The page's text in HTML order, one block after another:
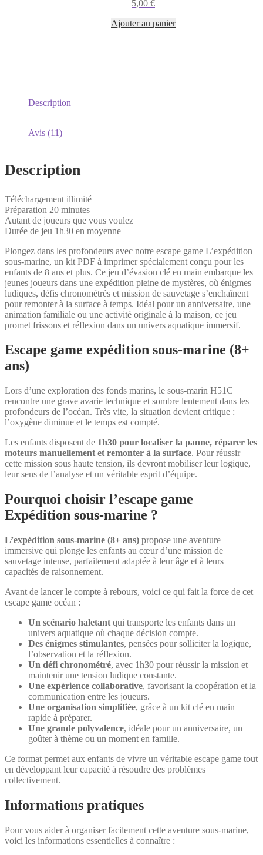
5,00 €
Ajouter au panier
Description
Avis (11)
Description
Téléchargement illimité
Préparation 20 minutes
Autant de joueurs que vous voulez
Durée de jeu 1h30 en moyenne
Plongez dans les profondeurs avec notre escape game L’expédition
sous-marine, un kit PDF à imprimer spécialement conçu pour les
enfants de 8 ans et plus. Ce jeu d’évasion clé en main embarque les
jeunes joueurs dans une expédition pleine de mystères, où énigmes
ludiques, défis chronométrés et mission de sauvetage s’enchaînent
pour remonter à la surface à temps. Idéal pour un anniversaire, une
animation familiale ou une activité originale à la maison, ce jeu
promet frissons et réflexion dans un univers aquatique immersif.
Escape game expédition sous-marine (8+
ans)
Lors d’une exploration des fonds marins, le sous-marin H51C
rencontre une grave avarie technique et sombre lentement dans les
profondeurs de l’océan. Très vite, la situation devient critique :
l’oxygène diminue et le temps est compté.
Les enfants disposent de 1h30 pour localiser la panne, réparer les
moteurs manuellement et remonter à la surface. Pour réussir
cette mission sous haute tension, ils devront mobiliser leur logique,
leur sens de l’analyse et un véritable esprit d’équipe.
Pourquoi choisir l’escape game
Expédition sous-marine ?
L’expédition sous-marine (8+ ans) propose une aventure
immersive qui plonge les enfants au cœur d’une mission de
sauvetage intense, parfaitement adaptée à leur âge et à leurs
capacités de raisonnement.
Avant de lancer le compte à rebours, voici ce qui fait la force de cet
escape game océan :
Un scénario haletant qui transporte les enfants dans un
univers aquatique où chaque décision compte.
Des énigmes stimulantes, pensées pour solliciter la logique,
l’observation et la réflexion.
Un défi chronométré, avec 1h30 pour réussir la mission et
maintenir une tension ludique constante.
Une expérience collaborative, favorisant la coopération et la
communication entre les joueurs.
Une organisation simplifiée, grâce à un kit clé en main
rapide à préparer.
Une grande polyvalence, idéale pour un anniversaire, un
goûter à thème ou un moment en famille.
Ce format permet aux enfants de vivre un véritable escape game tout
en développant leur capacité à résoudre des problèmes
collectivement.
Informations pratiques
Pour vous aider à organiser facilement cette aventure sous-marine,
voici les informations essentielles à connaître :